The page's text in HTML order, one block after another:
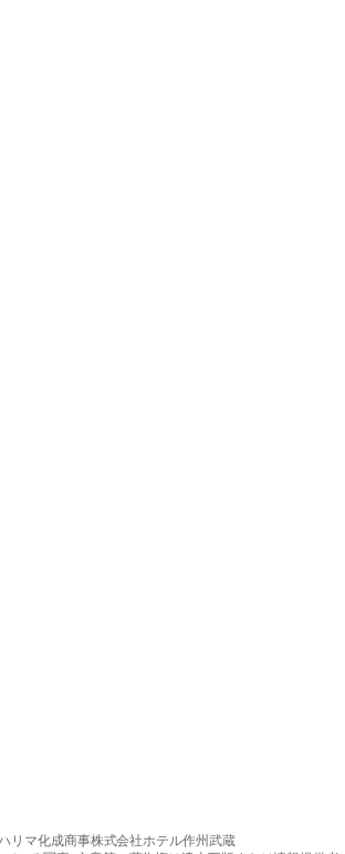
リマ化成商事株式会社ホテル作州武蔵